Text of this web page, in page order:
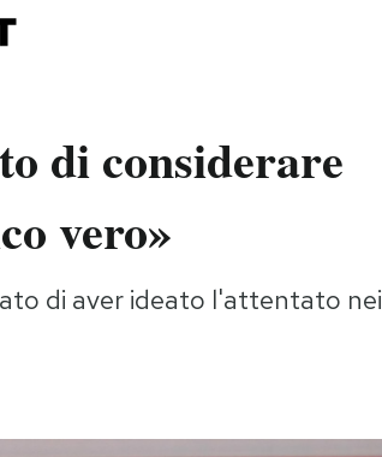
di considerare
vero»
di aver ideato l'attentato nei